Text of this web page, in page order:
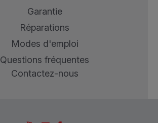
Garantie
Réparations
Modes d'emploi
Questions fréquentes
Contactez-nous